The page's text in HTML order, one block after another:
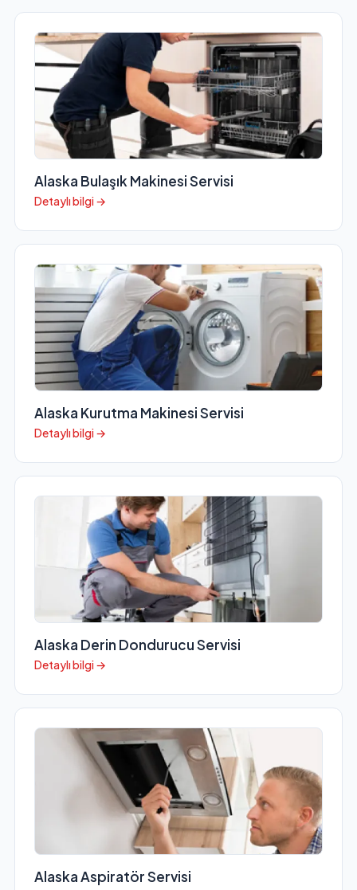
Alaska Bulaşık Makinesi Servisi
Detaylı bilgi →
Alaska Kurutma Makinesi Servisi
Detaylı bilgi →
Alaska Derin Dondurucu Servisi
Detaylı bilgi →
Alaska Aspiratör Servisi